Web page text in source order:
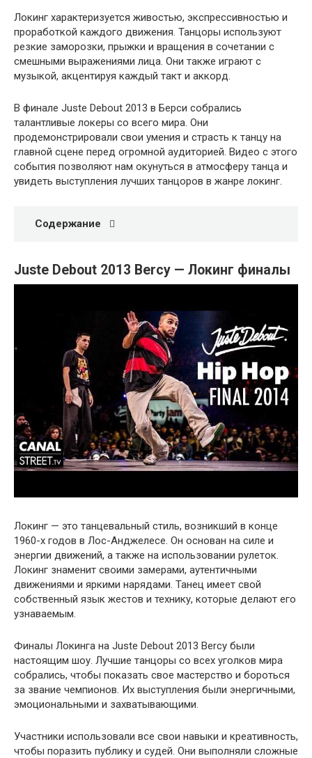
Локинг характеризуется живостью, экспрессивностью и
проработкой каждого движения. Танцоры используют
резкие заморозки, прыжки и вращения в сочетании с
смешными выражениями лица. Они также играют с
музыкой, акцентируя каждый такт и аккорд.
В финале Juste Debout 2013 в Берси собрались
талантливые локеры со всего мира. Они
продемонстрировали свои умения и страсть к танцу на
главной сцене перед огромной аудиторией. Видео с этого
события позволяют нам окунуться в атмосферу танца и
увидеть выступления лучших танцоров в жанре локинг.
Содержание
Juste Debout 2013 Bercy — Локинг финалы
Локинг — это танцевальный стиль, возникший в конце
1960-х годов в Лос-Анджелесе. Он основан на силе и
энергии движений, а также на использовании рулеток.
Локинг знаменит своими замерами, аутентичными
движениями и яркими нарядами. Танец имеет свой
собственный язык жестов и технику, которые делают его
узнаваемым.
Финалы Локинга на Juste Debout 2013 Bercy были
настоящим шоу. Лучшие танцоры со всех уголков мира
собрались, чтобы показать свое мастерство и бороться
за звание чемпионов. Их выступления были энергичными,
эмоциональными и захватывающими.
Участники использовали все свои навыки и креативность,
чтобы поразить публику и судей. Они выполняли сложные